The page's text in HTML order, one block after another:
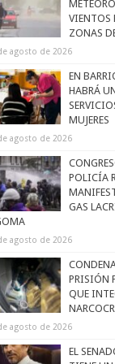
VIENTOS
ZONAS
agosto de 2026
EN
HABRÁ
MUJERES
agosto de 2026
POLICÍA
GAS
agosto de 2026
PRISIÓN
QUE
agosto de 2026
EL